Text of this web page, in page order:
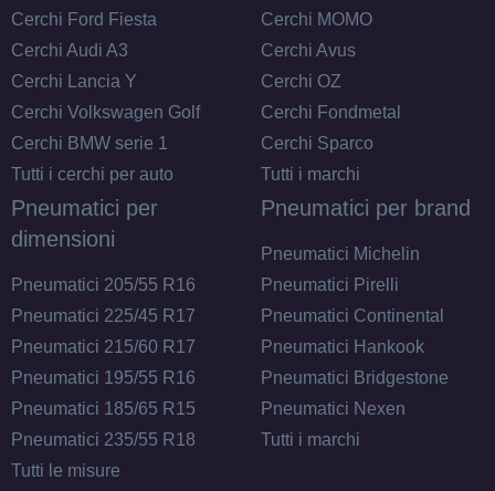
175/70 R14 84T M+S
Disponibile
Cerchi Ford Fiesta
Cerchi Audi A3
Cerchi Lancia Y
Cerchi Volkswagen Golf
Cerchi BMW serie 1
Tutti i cerchi per auto
Cerchi MOMO
Cerchi Avus
Cerchi OZ
Cerchi Fondmetal
Cerchi Sparco
Tutti i marchi
Pneumatici per
dimensioni
Pneumatici 205/55 R16
Pneumatici 225/45 R17
Pneumatici 215/60 R17
Pneumatici 195/55 R16
Pneumatici 185/65 R15
Pneumatici 235/55 R18
Tutti le misure
Pneumatici per brand
Pneumatici Michelin
Pneumatici Pirelli
Pneumatici Continental
Pneumatici Hankook
Pneumatici Bridgestone
Pneumatici Nexen
Tutti i marchi